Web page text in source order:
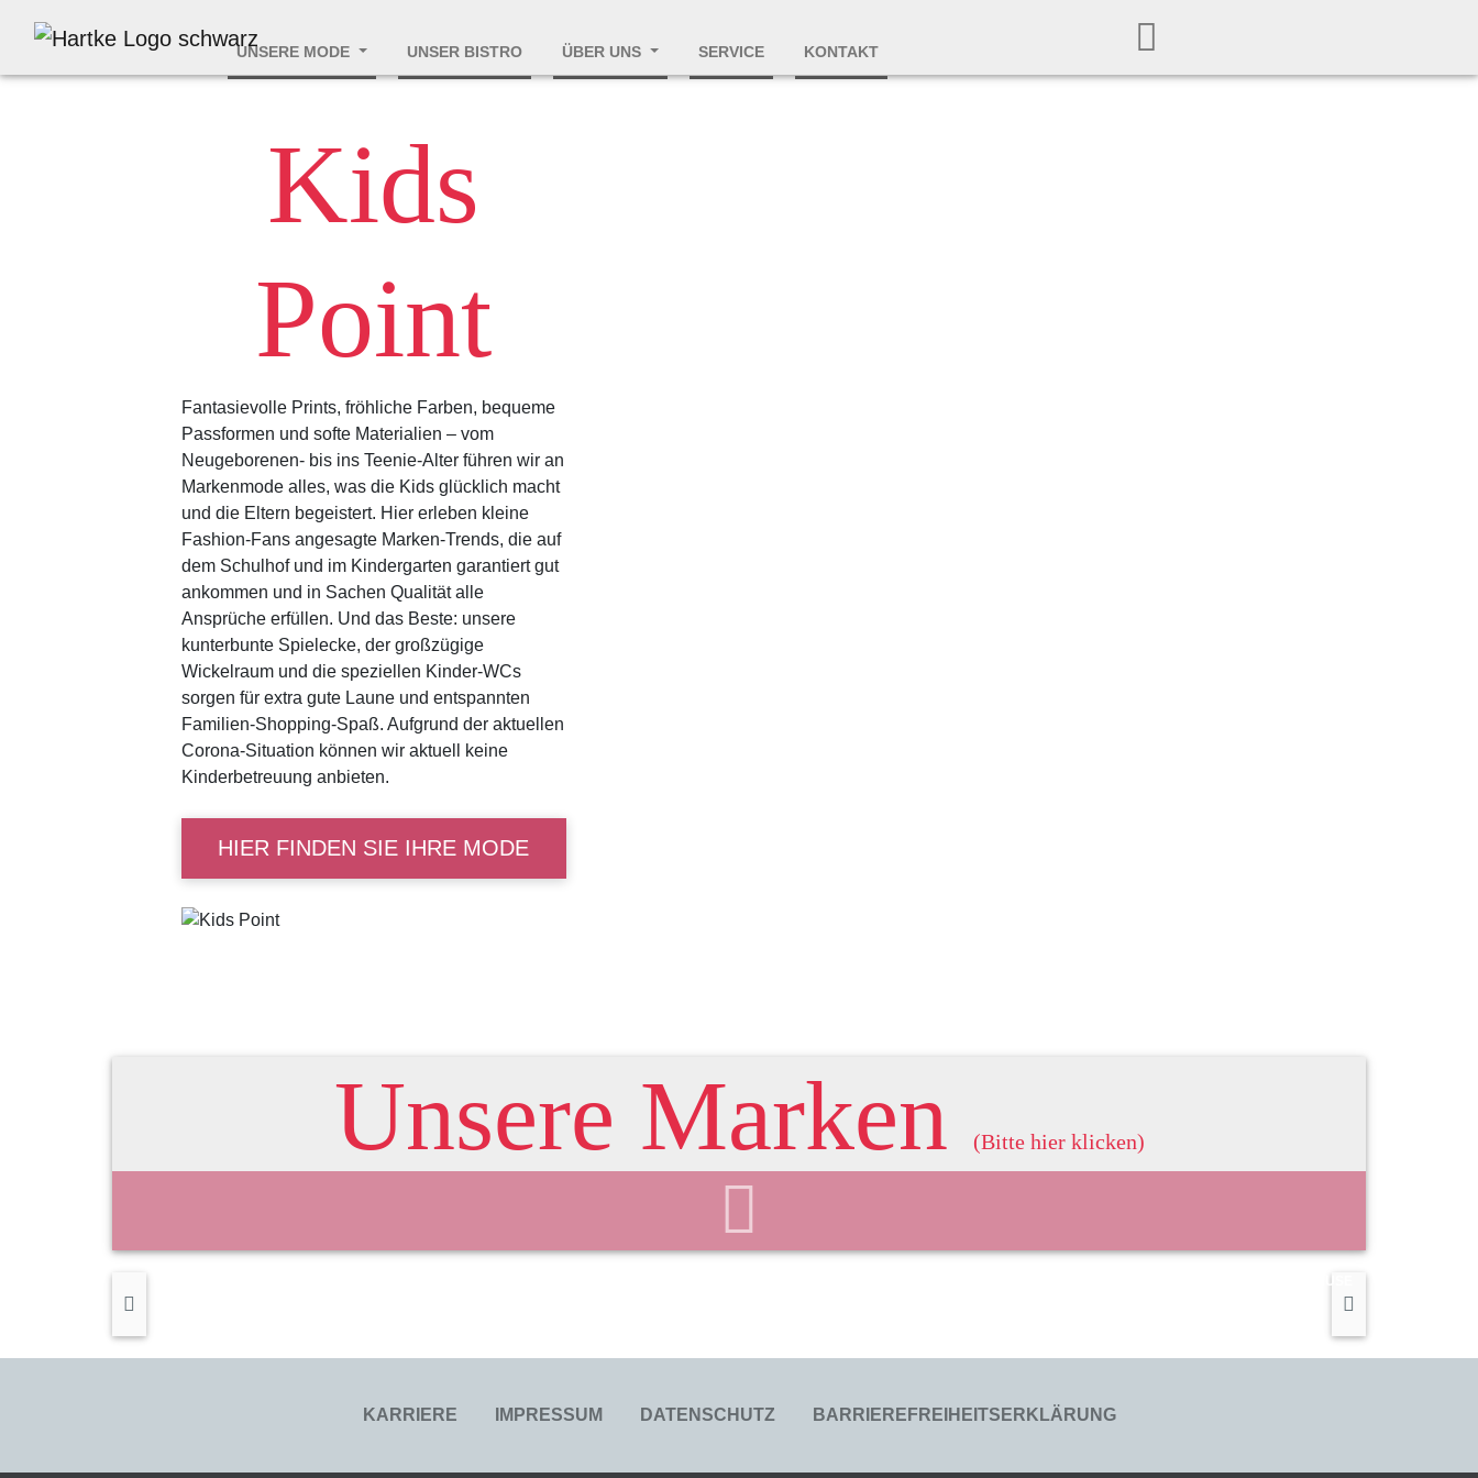
UNSERE MODE UNSER BISTRO ÜBER UNS SERVICE KONTAKT
Kids
Point
Fantasievolle Prints, fröhliche Farben, bequeme
Passformen und softe Materialien – vom
Neugeborenen- bis ins Teenie-Alter führen wir an
Markenmode alles, was die Kids glücklich macht
und die Eltern begeistert. Hier erleben kleine
Fashion-Fans angesagte Marken-Trends, die auf
dem Schulhof und im Kindergarten garantiert gut
ankommen und in Sachen Qualität alle
Ansprüche erfüllen. Und das Beste: unsere
kunterbunte Spielecke, der großzügige
Wickelraum und die speziellen Kinder-WCs
sorgen für extra gute Laune und entspannten
Familien-Shopping-Spaß. Aufgrund der aktuellen
Corona-Situation können wir aktuell keine
Kinderbetreuung anbieten.
HIER FINDEN SIE IHRE MODE
Unsere Marken (Bitte hier klicken)
PAUSE
KARRIERE IMPRESSUM DATENSCHUTZ BARRIEREFREIHEITSERKLÄRUNG